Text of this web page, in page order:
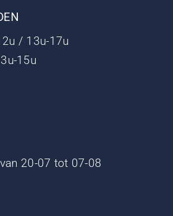
/ 13u-17u
15u
20-07 tot 07-08